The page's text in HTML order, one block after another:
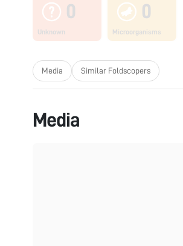
0
Unknown
0
Microorganisms
Media Similar Foldscopers
Media